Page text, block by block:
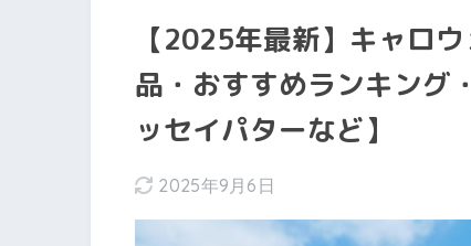
【2025年最新】キャロ
品・おすすめランキング
ッセイパターなど】
2025年9月6日